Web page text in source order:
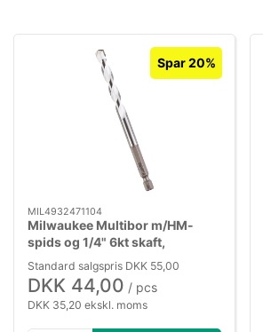
Spar 20%
MIL4932471104
Milwaukee Multibor m/HM-
spids og 1/4" 6kt skaft,
8,0×120mm
Standard salgspris DKK 55,00
DKK 44,00 / pcs
DKK 35,20 ekskl. moms